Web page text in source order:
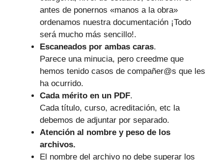
antes de ponernos «manos a la obra»
ordenamos nuestra documentación ¡Todo
será mucho más sencillo!.
Escaneados por ambas caras.
Parece una minucia, pero creedme que
hemos tenido casos de compañer@s que les
ha ocurrido.
Cada mérito en un PDF.
Cada título, curso, acreditación, etc la
debemos de adjuntar por separado.
Atención al nombre y peso de los
archivos.
El nombre del archivo no debe superar los